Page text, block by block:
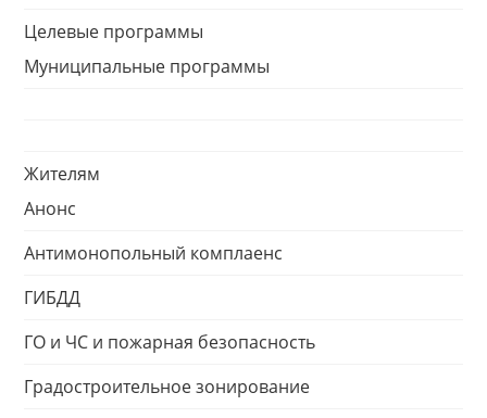
Целевые программы
Муниципальные программы
Жителям
Анонс
Антимонопольный комплаенс
ГИБДД
ГО и ЧС и пожарная безопасность
Градостроительное зонирование